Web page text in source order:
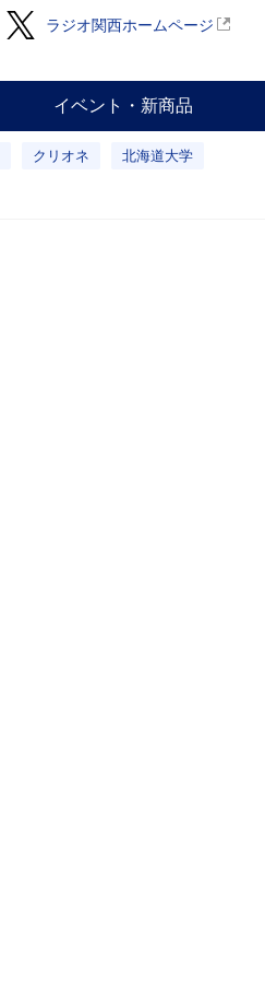
ラジオ関西ホームページ
イベント・新商品
クリオネ 北海道大学